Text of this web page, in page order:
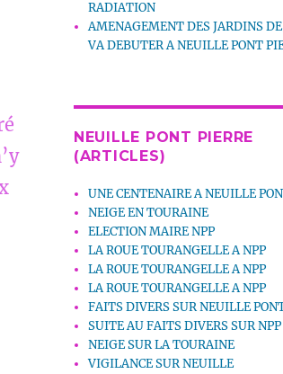
RADIATION
AMENAGEMENT DES JARDINS
VA DEBUTER A NEUILLE PONT
NEUILLE PONT PIERRE
(ARTICLES)
UNE CENTENAIRE A NEUILLE
NEIGE EN TOURAINE
ELECTION MAIRE NPP
LA ROUE TOURANGELLE A NPP
LA ROUE TOURANGELLE A NPP
LA ROUE TOURANGELLE A NPP
FAITS DIVERS SUR NEUILLE
SUITE AU FAITS DIVERS SUR NPP
NEIGE SUR LA TOURAINE
VIGILANCE SUR NEUILLE